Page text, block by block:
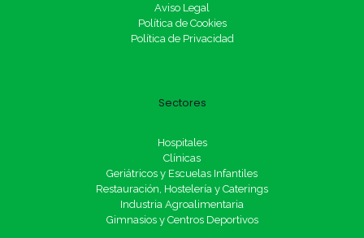
Aviso Legal
Política de Cookies
Política de Privacidad
Sectores
Hospitales
Clínicas
Geriátricos y Escuelas Infantiles
Restauración, Hostelería y Caterings
Industria Agroalimentaria
Gimnasios y Centros Deportivos